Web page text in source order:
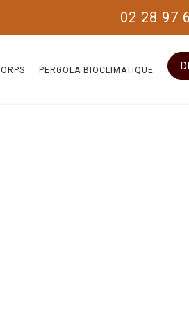
02 28 97
PERGOLA BIOCLIMATIQUE